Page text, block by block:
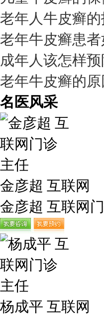
老年人牛皮癣
老年牛皮癣患
成年人该怎样
老年牛皮癣的
名医风采
金彦超 互联网
金彦超 互联网
杨成平 互联网